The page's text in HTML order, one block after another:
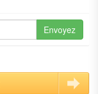
Envoyez